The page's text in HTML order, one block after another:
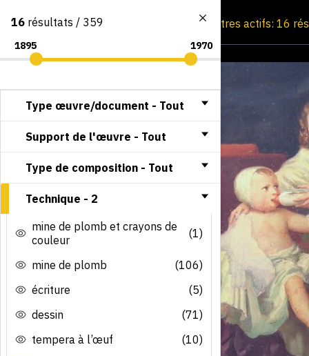
Consultation par image Filtres actifs: 16
16 résultats / 359
Type œuvre/document - Tout
Support de l'œuvre - Tout
Type de composition - Tout
Technique - 2
mine de plomb et crayons de
couleur
(1)
mine de plomb
(106)
écriture
(5)
dessin
(71)
tempera à l’œuf
(10)